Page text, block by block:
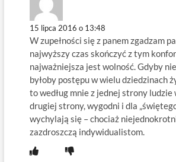
15 lipca 2016 o 13:48
W zupełności się z panem zgadzam
najwyższy czas skończyć z tym
najważniejsza jest wolność. Gdyby
byłoby postępu w wielu dziedzinach
to według mnie z jednej strony ludzie
drugiej strony, wygodni i dla
wychylają się – chociaż
zazdroszczą indywidualistom.